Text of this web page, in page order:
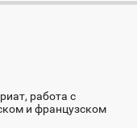
работа с
и французском